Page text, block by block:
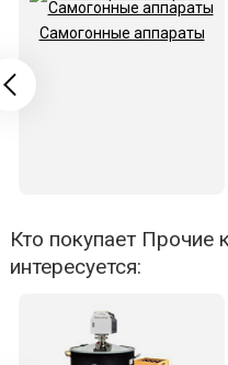
Самогонные аппараты
Кто покупает
интересуется: